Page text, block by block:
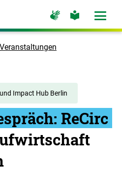
Zur
Seite
Gebärdensprache
Zur
Seite
leichte
Menü
Veranstaltungen
Impact Hub Berlin
ReCirc